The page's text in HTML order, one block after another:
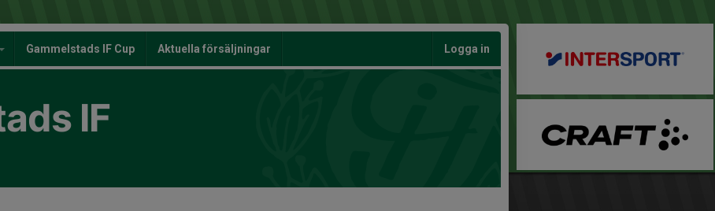
Gammelstads IF Cup Aktuella försäljningar Logga in
IF